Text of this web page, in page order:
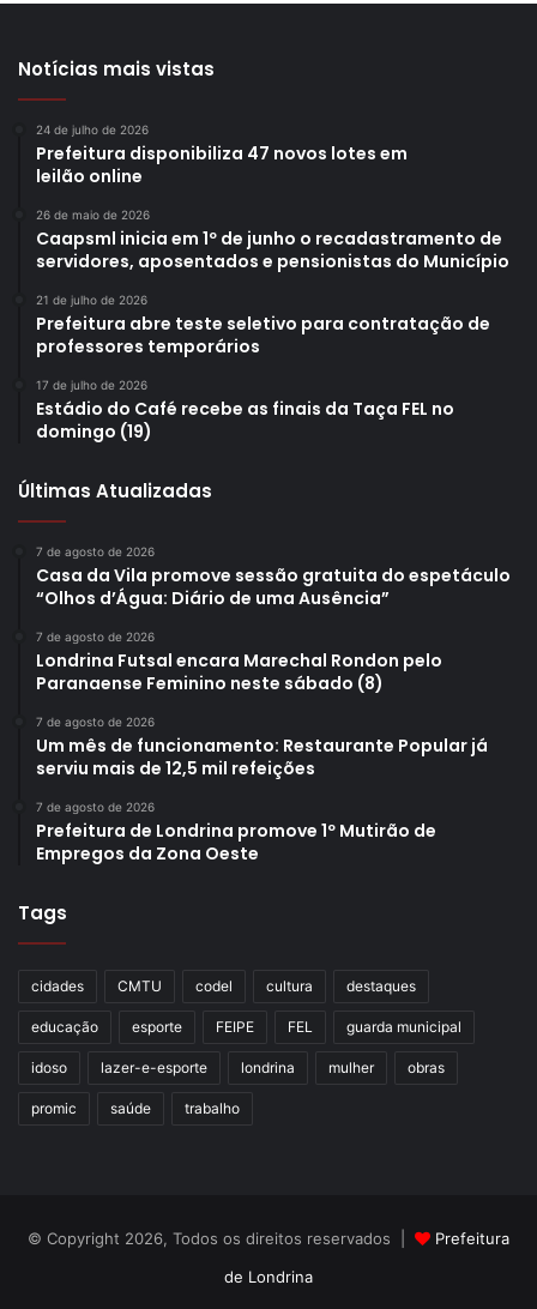
Notícias mais vistas
24 de julho de 2026
Prefeitura disponibiliza 47 novos lotes em
leilão online
26 de maio de 2026
Caapsml inicia em 1º de junho o recadastramento de
servidores, aposentados e pensionistas do Município
21 de julho de 2026
Prefeitura abre teste seletivo para contratação de
professores temporários
17 de julho de 2026
Estádio do Café recebe as finais da Taça FEL no
domingo (19)
Últimas Atualizadas
7 de agosto de 2026
Casa da Vila promove sessão gratuita do espetáculo
“Olhos d’Água: Diário de uma Ausência”
7 de agosto de 2026
Londrina Futsal encara Marechal Rondon pelo
Paranaense Feminino neste sábado (8)
7 de agosto de 2026
Um mês de funcionamento: Restaurante Popular já
serviu mais de 12,5 mil refeições
7 de agosto de 2026
Prefeitura de Londrina promove 1º Mutirão de
Empregos da Zona Oeste
Tags
cidades CMTU codel cultura destaques
educação esporte FEIPE FEL guarda municipal
idoso lazer-e-esporte londrina mulher obras
promic saúde trabalho
© Copyright 2026, Todos os direitos reservados |
Prefeitura
de Londrina